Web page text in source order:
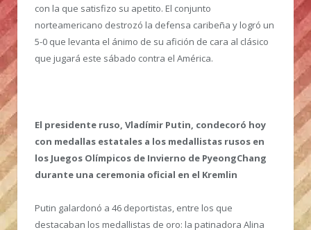
con la que satisfizo su apetito. El conjunto
norteamericano destrozó la defensa caribeña y logró un
5-0 que levanta el ánimo de su afición de cara al clásico
que jugará este sábado contra el América.
El presidente ruso, Vladímir Putin, condecoró hoy
con medallas estatales a los medallistas rusos en
los Juegos Olímpicos de Invierno de PyeongChang
durante una ceremonia oficial en el Kremlin
Putin galardonó a 46 deportistas, entre los que
destacaban los medallistas de oro: la patinadora Alina